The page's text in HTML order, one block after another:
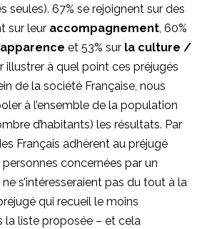
seules). 67% se rejoignent sur des
sur leur accompagnement, 60%
et 53% sur la culture /
illustrer à quel point ces préjugés
de la société Française, nous
à l’ensemble de la population
d’habitants) les résultats. Par
Français adhèrent au préjugé
concernées par un
s’intéresseraient pas du tout à la
qui recueil le moins
la liste proposée – et cela